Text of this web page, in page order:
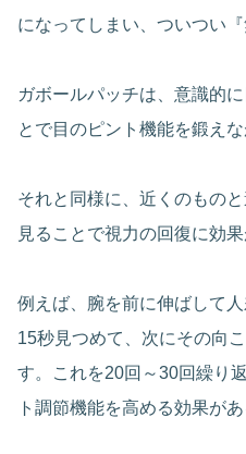
になってしまい、ついつい
ガボールパッチは、意識的
とで目のピント機能を鍛え
それと同様に、近くのもの
見ることで視力の回復に効
例えば、腕を前に伸ばして
15秒見つめて、次にその向
す。これを20回～30回繰り
ト調節機能を高める効果が